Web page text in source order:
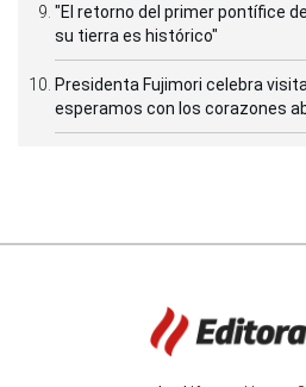
"El retorno del primer pontífice
su tierra es histórico"
Presidenta Fujimori celebra
esperamos con los corazones